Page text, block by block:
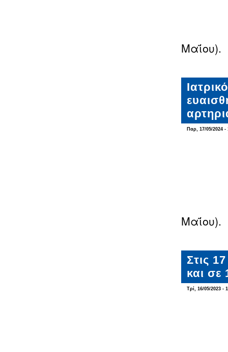
Μαΐου).
Παρ, 17/05/2024 -
Μαΐου).
Στις
και σε
Τρί, 16/05/2023 -